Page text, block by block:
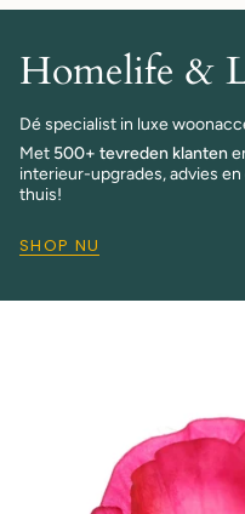
Homelife &
Dé specialist in luxe
Met 500+ tevreden klanten
interieur-upgrades, advies en
thuis!
SHOP NU